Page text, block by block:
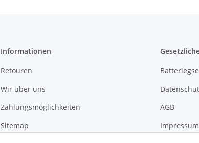
Informationen
Retouren
Wir über uns
Zahlungsmöglichkeiten
Sitemap
AGB
Impressum